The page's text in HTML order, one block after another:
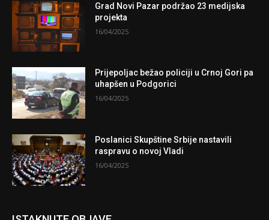
Grad Novi Pazar podržao 23 medijska
projekta
16/04/2025
Prijepoljac bežao policiji u Crnoj Gori pa
uhapšen u Podgorici
16/04/2025
Poslanici Skupštine Srbije nastavili
raspravu o novoj Vladi
16/04/2025